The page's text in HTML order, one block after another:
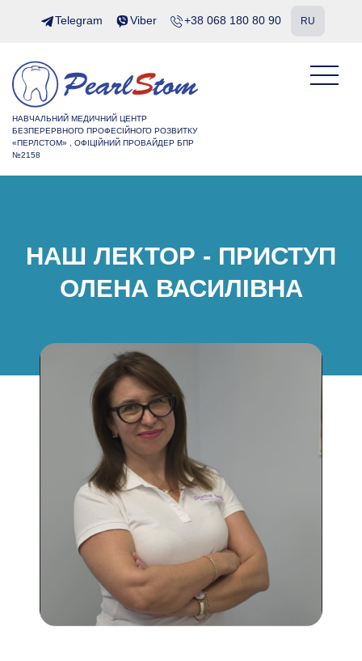
Telegram Viber +38 068 180 80 90 RU
НАВЧАЛЬНИЙ МЕДИЧНИЙ ЦЕНТР
БЕЗПЕРЕРВНОГО ПРОФЕСІЙНОГО РОЗВИТКУ
«ПЕРЛСТОМ» , ОФІЦІЙНИЙ ПРОВАЙДЕР БПР
№2158
НАШ ЛЕКТОР - ПРИСТУП
ОЛЕНА ВАСИЛІВНА